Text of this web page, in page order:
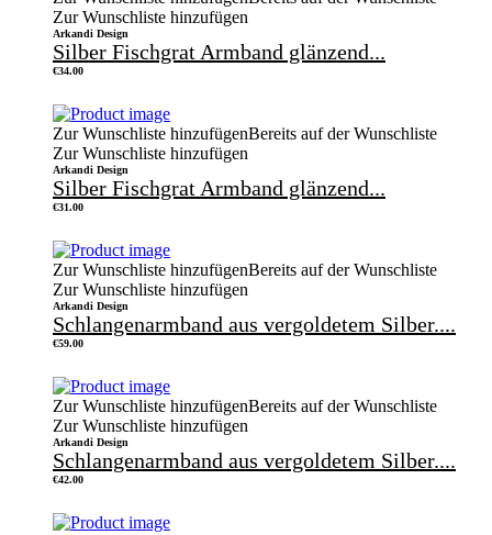
Zur Wunschliste hinzufügen
Arkandi Design
Silber Fischgrat Armband glänzend...
€34.00
Zur Wunschliste hinzufügenBereits auf der Wunschliste
Zur Wunschliste hinzufügen
Arkandi Design
Silber Fischgrat Armband glänzend...
€31.00
Zur Wunschliste hinzufügenBereits auf der Wunschliste
Zur Wunschliste hinzufügen
Arkandi Design
Schlangenarmband aus vergoldetem Silber....
€59.00
Zur Wunschliste hinzufügenBereits auf der Wunschliste
Zur Wunschliste hinzufügen
Arkandi Design
Schlangenarmband aus vergoldetem Silber....
€42.00